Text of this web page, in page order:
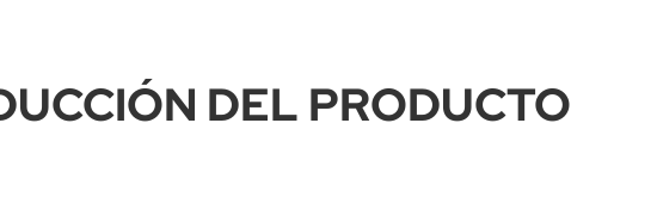
DEL PRODUCTO